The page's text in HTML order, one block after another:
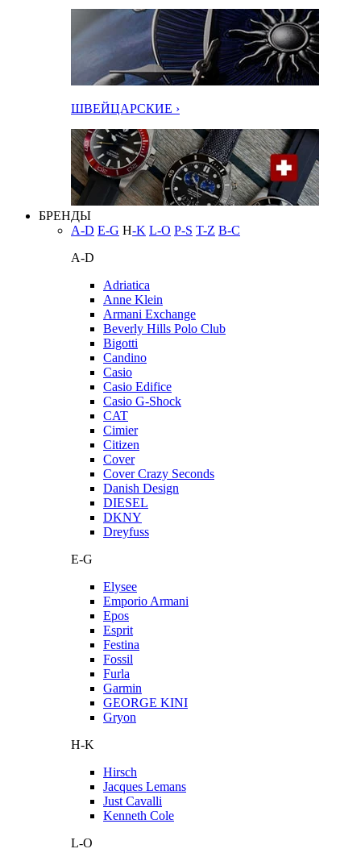
ШВЕЙЦАРСКИЕ ›
БРЕНДЫ
A-D E-G H-K L-O P-S T-Z В-С
A-D
Adriatica
Anne Klein
Armani Exchange
Beverly Hills Polo Club
Bigotti
Candino
Casio
Casio Edifice
Casio G-Shock
CAT
Cimier
Citizen
Cover
Cover Crazy Seconds
Danish Design
DIESEL
DKNY
Dreyfuss
E-G
Elysee
Emporio Armani
Epos
Esprit
Festina
Fossil
Furla
Garmin
GEORGE KINI
Gryon
H-K
Hirsch
Jacques Lemans
Just Cavalli
Kenneth Cole
L-O